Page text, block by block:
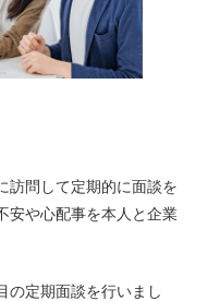
訪問して定期的に面談を
安や心配事を本人と企業
の定期面談を行いまし